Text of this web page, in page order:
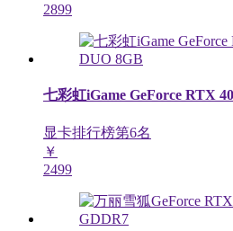
2899
七彩虹iGame GeForce RTX
显卡排行榜第6名
￥
2499